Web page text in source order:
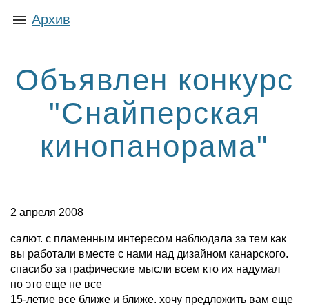
Архив
Объявлен конкурс
"Снайперская
кинопанорама"
2 апреля 2008
салют. с пламенным интересом наблюдала за тем как
вы работали вместе с нами над дизайном канарского.
спасибо за графические мысли всем кто их надумал
но это еще не все
15-летие все ближе и ближе. хочу предложить вам еще